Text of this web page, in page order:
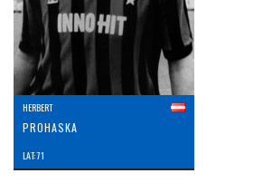
HERBERT
PROHASKA
LAT: 71